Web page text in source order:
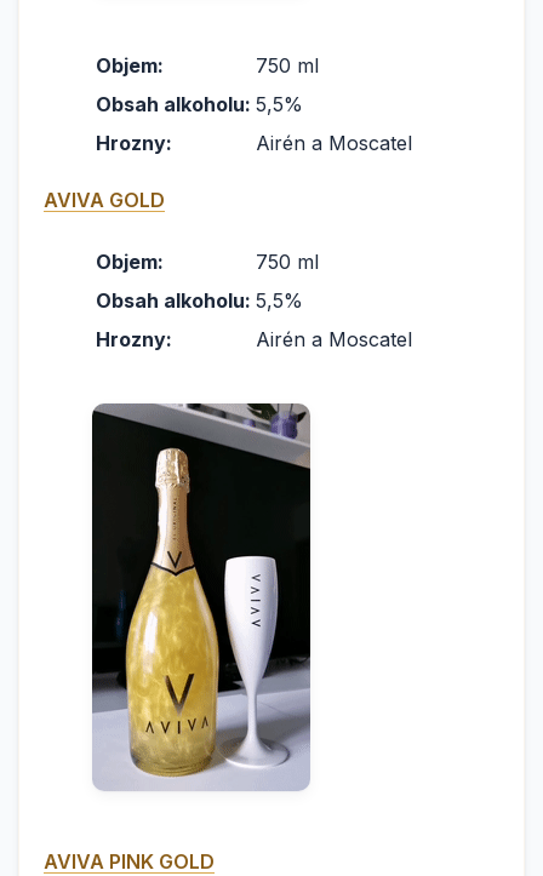
Objem:
750 ml
Obsah alkoholu: 5,5%
Hrozny:
Airén a Moscatel
AVIVA GOLD
Objem:
750 ml
Obsah alkoholu: 5,5%
Hrozny:
Airén a Moscatel
AVIVA PINK GOLD